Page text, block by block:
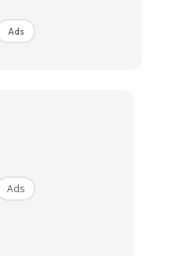
Ads
untuk menuntui ilmu
pelakon, Noorkhiriah
Ads
Ads